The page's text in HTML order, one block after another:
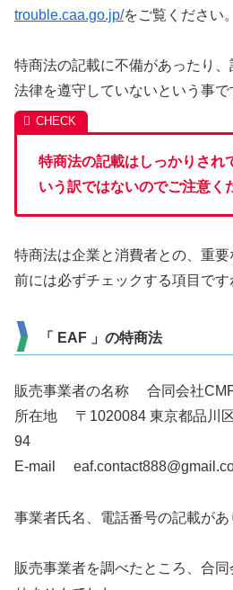
trouble.caa.go.jp/をご覧ください。
特商法の記載に不備があったり、
法律を遵守していないという事で
特商法の記載はしっかりされ
いう訳ではないのでご注意く
特商法は企業と消費者との、重
前には必ずチェックする項目です
「 EAF 」の特商法
販売事業者の名称 合同会社
所在地 〒1020084 東京都品川
94
E-mail
事業者氏名、電話番号の記載があ
販売事業者を調べたところ、合